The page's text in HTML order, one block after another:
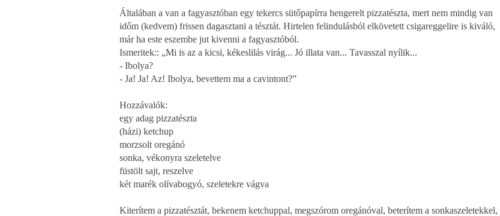
Általában a van a fagyasztóban egy tekercs sütőpapírra hengerelt pizzatészta, mert nem mindig van
időm (kedvem) frissen dagasztani a tésztát. Hirtelen felindulásból elkövetett csigareggelire is kiváló,
már ha este eszembe jut kivenni a fagyasztóból.
Ismeritek:: „Mi is az a kicsi, kékeslilás virág... Jó illata van... Tavasszal nyílik...
- Ibolya?
- Ja! Ja! Az! Ibolya, bevettem ma a cavintont?”
Hozzávalók:
egy adag pizzatészta
(házi) ketchup
morzsolt oregánó
sonka, vékonyra szeletelve
füstölt sajt, reszelve
két marék olívabogyó, szeletekre vágva
Kiterítem a pizzatésztát, bekenem ketchuppal, megszórom oregánóval, beterítem a sonkaszeletekkel,